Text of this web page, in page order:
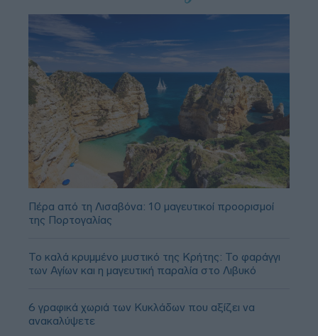
Πέρα από τη Λισαβόνα: 10 μαγευτικοί προορισμοί
της Πορτογαλίας
Το καλά κρυμμένο μυστικό της Κρήτης: Το φαράγγι
των Αγίων και η μαγευτική παραλία στο Λιβυκό
6 γραφικά χωριά των Κυκλάδων που αξίζει να
ανακαλύψετε